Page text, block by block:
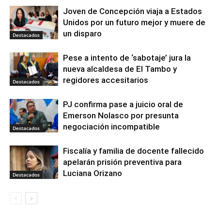
Destacados
Joven de Concepción viaja a Estados
Unidos por un futuro mejor y muere de
un disparo
Destacados
Pese a intento de ‘sabotaje’ jura la
nueva alcaldesa de El Tambo y
regidores accesitarios
Destacados
PJ confirma pase a juicio oral de
Emerson Nolasco por presunta
negociación incompatible
Destacados
Fiscalía y familia de docente fallecido
apelarán prisión preventiva para
Luciana Orizano